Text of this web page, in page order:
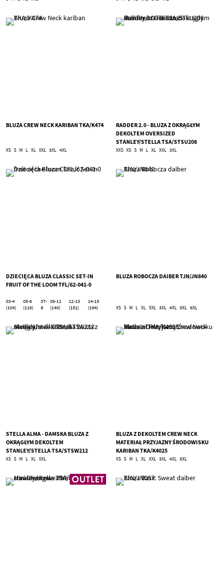
BLUZA CREW NECK KARIBAN TKA/K474
XS S M L XL XXL 3XL 4XL
RADDER 2.0 - BLUZA Z OKRĄGŁYM
DEKOLTEM OVERSIZED
STANLEY/STELLA TSA/STSU208
XXS XS S M L XL XXL 3XL
DZIECIĘCA BLUZA CLASSIC SET-IN
FRUIT OF THE LOOM TFL/62-041-0
03-4
(104)
05-6
(116)
07-
8
09-11
(140)
12-13
(152)
14-15
(164)
BLUZA ROBOCZA DAIBER TJN/JN840
XS S M L XL XXL 3XL 4XL 5XL 6XL
STELLA ALMA - DAMSKA BLUZA Z
OKRĄGŁYM DEKOLTEM
STANLEY/STELLA TSA/STSW212
XS S M L XL XXL
BLUZA Z DEKOLTEM CREW NECK
MATERIAŁ PRZYJAZNY ŚRODOWISKU
KARIBAN TKA/K4025
XS S M L XL XXL 3XL 4XL 5XL